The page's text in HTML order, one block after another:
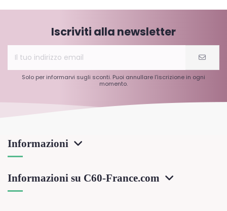
Iscriviti alla newsletter
Solo per informarvi sugli sconti. Puoi annullare l'iscrizione in ogni
momento.
Informazioni
Informazioni su C60-France.com